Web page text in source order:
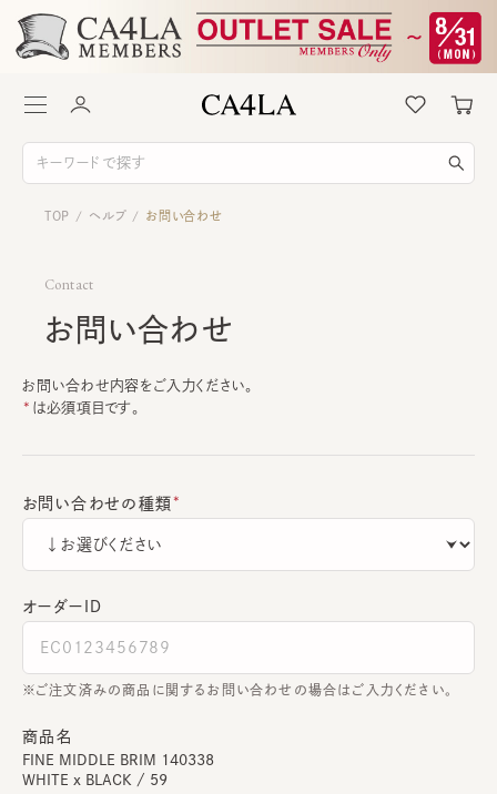
TOP / ヘルプ / お問い合わせ
Contact
お問い合わせ
お問い合わせ内容をご入力ください。
は必須項目です。
お問い合わせの種類
オーダーＩＤ
ご注文済みの商品に関するお問い合わせの場合はご入力ください。
商品名
FINE MIDDLE BRIM 140338
WHITE x BLACK / 59